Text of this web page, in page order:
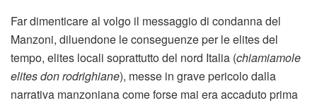
Far dimenticare al volgo il messaggio di condanna del
Manzoni, diluendone le conseguenze per le elites del
tempo, elites locali soprattutto del nord Italia (chiamiamole
elites don rodrighiane), messe in grave pericolo dalla
narrativa manzoniana come forse mai era accaduto prima